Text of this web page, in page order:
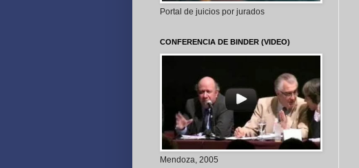
Portal de juicios por jurados
CONFERENCIA DE BINDER (VIDEO)
Mendoza, 2005